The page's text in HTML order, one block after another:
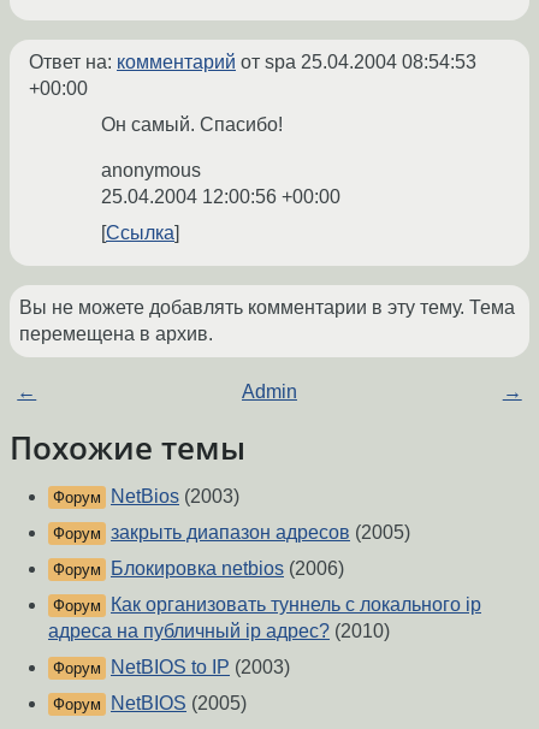
Ответ на: комментарий от spa 25.04.2004 08:54:53
+00:00
Он самый. Спасибо!
anonymous
25.04.2004 12:00:56 +00:00
Ссылка
Вы не можете добавлять комментарии в эту тему. Тема
перемещена в архив.
← Admin →
Похожие темы
Форум NetBios (2003)
Форум закрыть диапазон адресов (2005)
Форум Блокировка netbios (2006)
Форум
Как организовать туннель с локального ip
адреса на публичный ip адрес? (2010)
Форум NetBIOS to IP (2003)
Форум NetBIOS (2005)